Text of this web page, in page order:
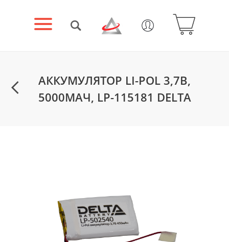
АККУМУЛЯТОР LI-POL 3,7В,
5000МАЧ, LP-115181 DELTA